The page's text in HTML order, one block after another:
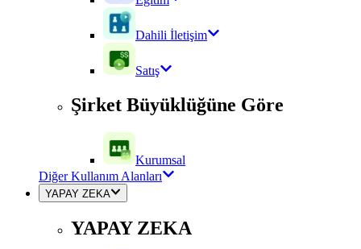
Dahili İletişim
Satış
Şirket Büyüklüğüne Göre
Kurumsal
Diğer Kullanım Alanları
YAPAY ZEKA
YAPAY ZEKA